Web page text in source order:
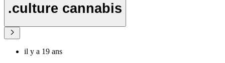
.culture cannabis
il y a 19 ans